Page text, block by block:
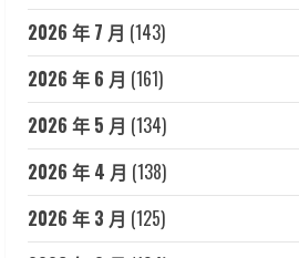
2026 年 7 月 (143)
2026 年 6 月 (161)
2026 年 5 月 (134)
2026 年 4 月 (138)
2026 年 3 月 (125)